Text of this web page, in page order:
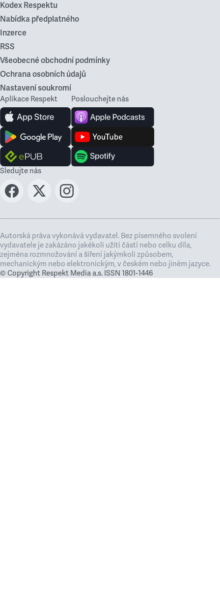
Kodex Respektu
Nabídka předplatného
Inzerce
RSS
Všeobecné obchodní podmínky
Ochrana osobních údajů
Nastavení soukromí
Aplikace Respekt Poslouchejte nás
Sledujte nás
Autorská práva vykonává vydavatel. Bez písemného svolení
vydavatele je zakázáno jakékoli užití částí nebo celku díla,
zejména rozmnožování a šíření jakýmkoli způsobem,
mechanickým nebo elektronickým, v českém nebo jiném jazyce.
© Copyright Respekt Media a.s. ISSN 1801-1446